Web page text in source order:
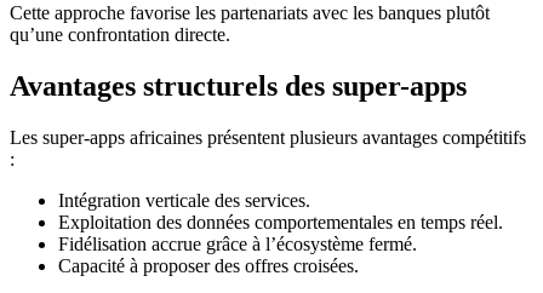
Cette approche favorise les partenariats avec les banques plutôt
qu’une confrontation directe.
Avantages structurels des super-apps
Les super-apps africaines présentent plusieurs avantages compétitifs
:
Intégration verticale des services.
Exploitation des données comportementales en temps réel.
Fidélisation accrue grâce à l’écosystème fermé.
Capacité à proposer des offres croisées.